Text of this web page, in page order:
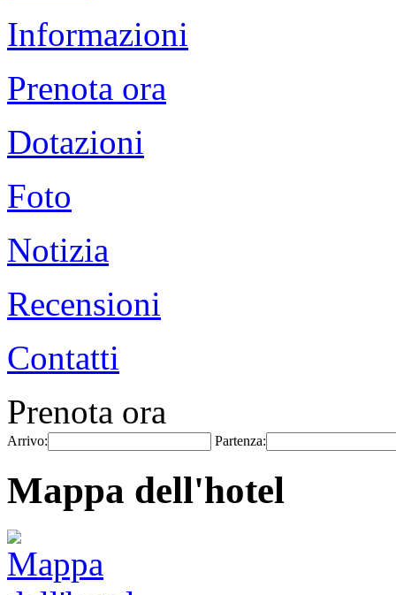
Informazioni
Prenota ora
Dotazioni
Foto
Notizia
Recensioni
Contatti
Prenota ora
Arrivo: Partenza:
Mappa dell'hotel